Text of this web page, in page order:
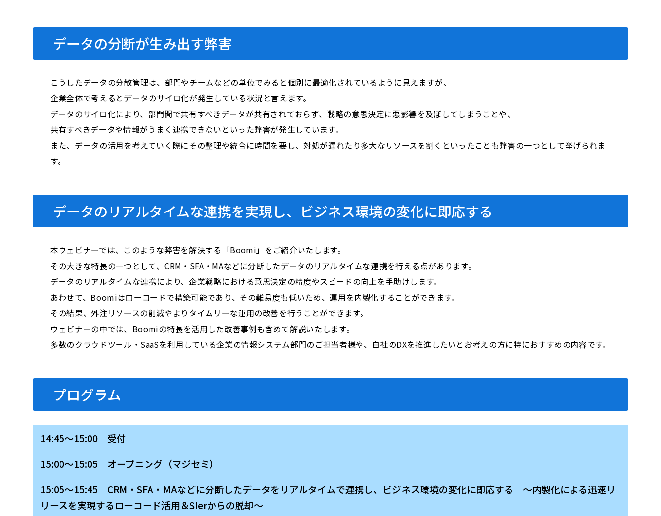
データの分断が生み出す弊害
こうしたデータの分散管理は、部門やチームなどの単位でみると個別に最適化されているように見えますが、
企業全体で考えるとデータのサイロ化が発生している状況と言えます。
データのサイロ化により、部門間で共有すべきデータが共有されておらず、戦略の意思決定に悪影響を及ぼしてしまうことや、
共有すべきデータや情報がうまく連携できないといった弊害が発生しています。
また、データの活用を考えていく際にその整理や統合に時間を要し、対処が遅れたり多大なリソースを割くといったことも弊害の一つとして挙げられま
す。
データのリアルタイムな連携を実現し、ビジネス環境の変化に即応する
本ウェビナーでは、このような弊害を解決する「Boomi」をご紹介いたします。
その大きな特長の一つとして、CRM・SFA・MAなどに分断したデータのリアルタイムな連携を行える点があります。
データのリアルタイムな連携により、企業戦略における意思決定の精度やスピードの向上を手助けします。
あわせて、Boomiはローコードで構築可能であり、その難易度も低いため、運用を内製化することができます。
その結果、外注リソースの削減やよりタイムリーな運用の改善を行うことができます。
ウェビナーの中では、Boomiの特長を活用した改善事例も含めて解説いたします。
多数のクラウドツール・SaaSを利用している企業の情報システム部門のご担当者様や、自社のDXを推進したいとお考えの方に特におすすめの内容です。
プログラム
14:45～15:00 受付
15:00～15:05 オープニング（マジセミ）
15:05～15:45 CRM・SFA・MAなどに分断したデータをリアルタイムで連携し、ビジネス環境の変化に即応する ～内製化による迅速リ
リースを実現するローコード活用＆SIerからの脱却～